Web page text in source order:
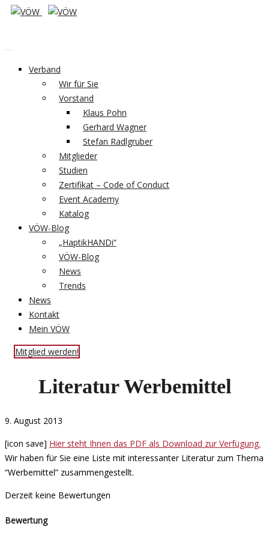
Verband
Wir für Sie
Vorstand
Klaus Pohn
Gerhard Wagner
Stefan Radlgruber
Mitglieder
Studien
Zertifikat – Code of Conduct
Event Academy
Katalog
VÖW-Blog
„HaptikHANDi“
VÖW-Blog
News
Trends
News
Kontakt
Mein VÖW
Mitglied werden!
Literatur Werbemittel
9. August 2013
[icon save] Hier steht Ihnen das PDF als Download zur Verfügung.
Wir haben für Sie eine Liste mit interessanter Literatur zum Thema
“Werbemittel” zusammengestellt.
Derzeit keine Bewertungen
Bewertung